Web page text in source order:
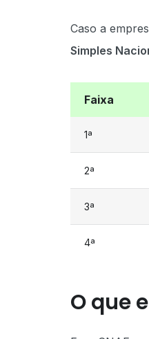
Caso a
Simples
Faixa
1ª
2ª
3ª
4ª
O que